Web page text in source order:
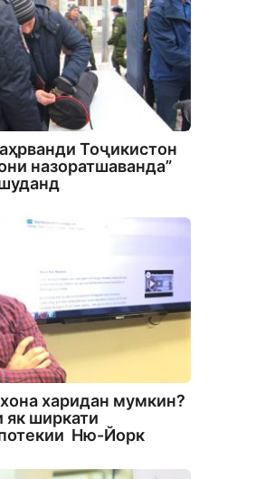
Тоҷикистон
назоратшаванда”
харидан мумкин?
як ширкати
Ню-Йорк